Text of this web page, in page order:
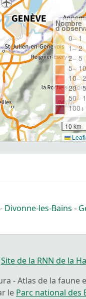
Nombre
0– 1
1– 2
2– 5
5– 10
10–
20–
50–
100+
10 km
Divonne-les-Bains -
Site de la RNN de la
- Atlas de la faune
le Parc national des